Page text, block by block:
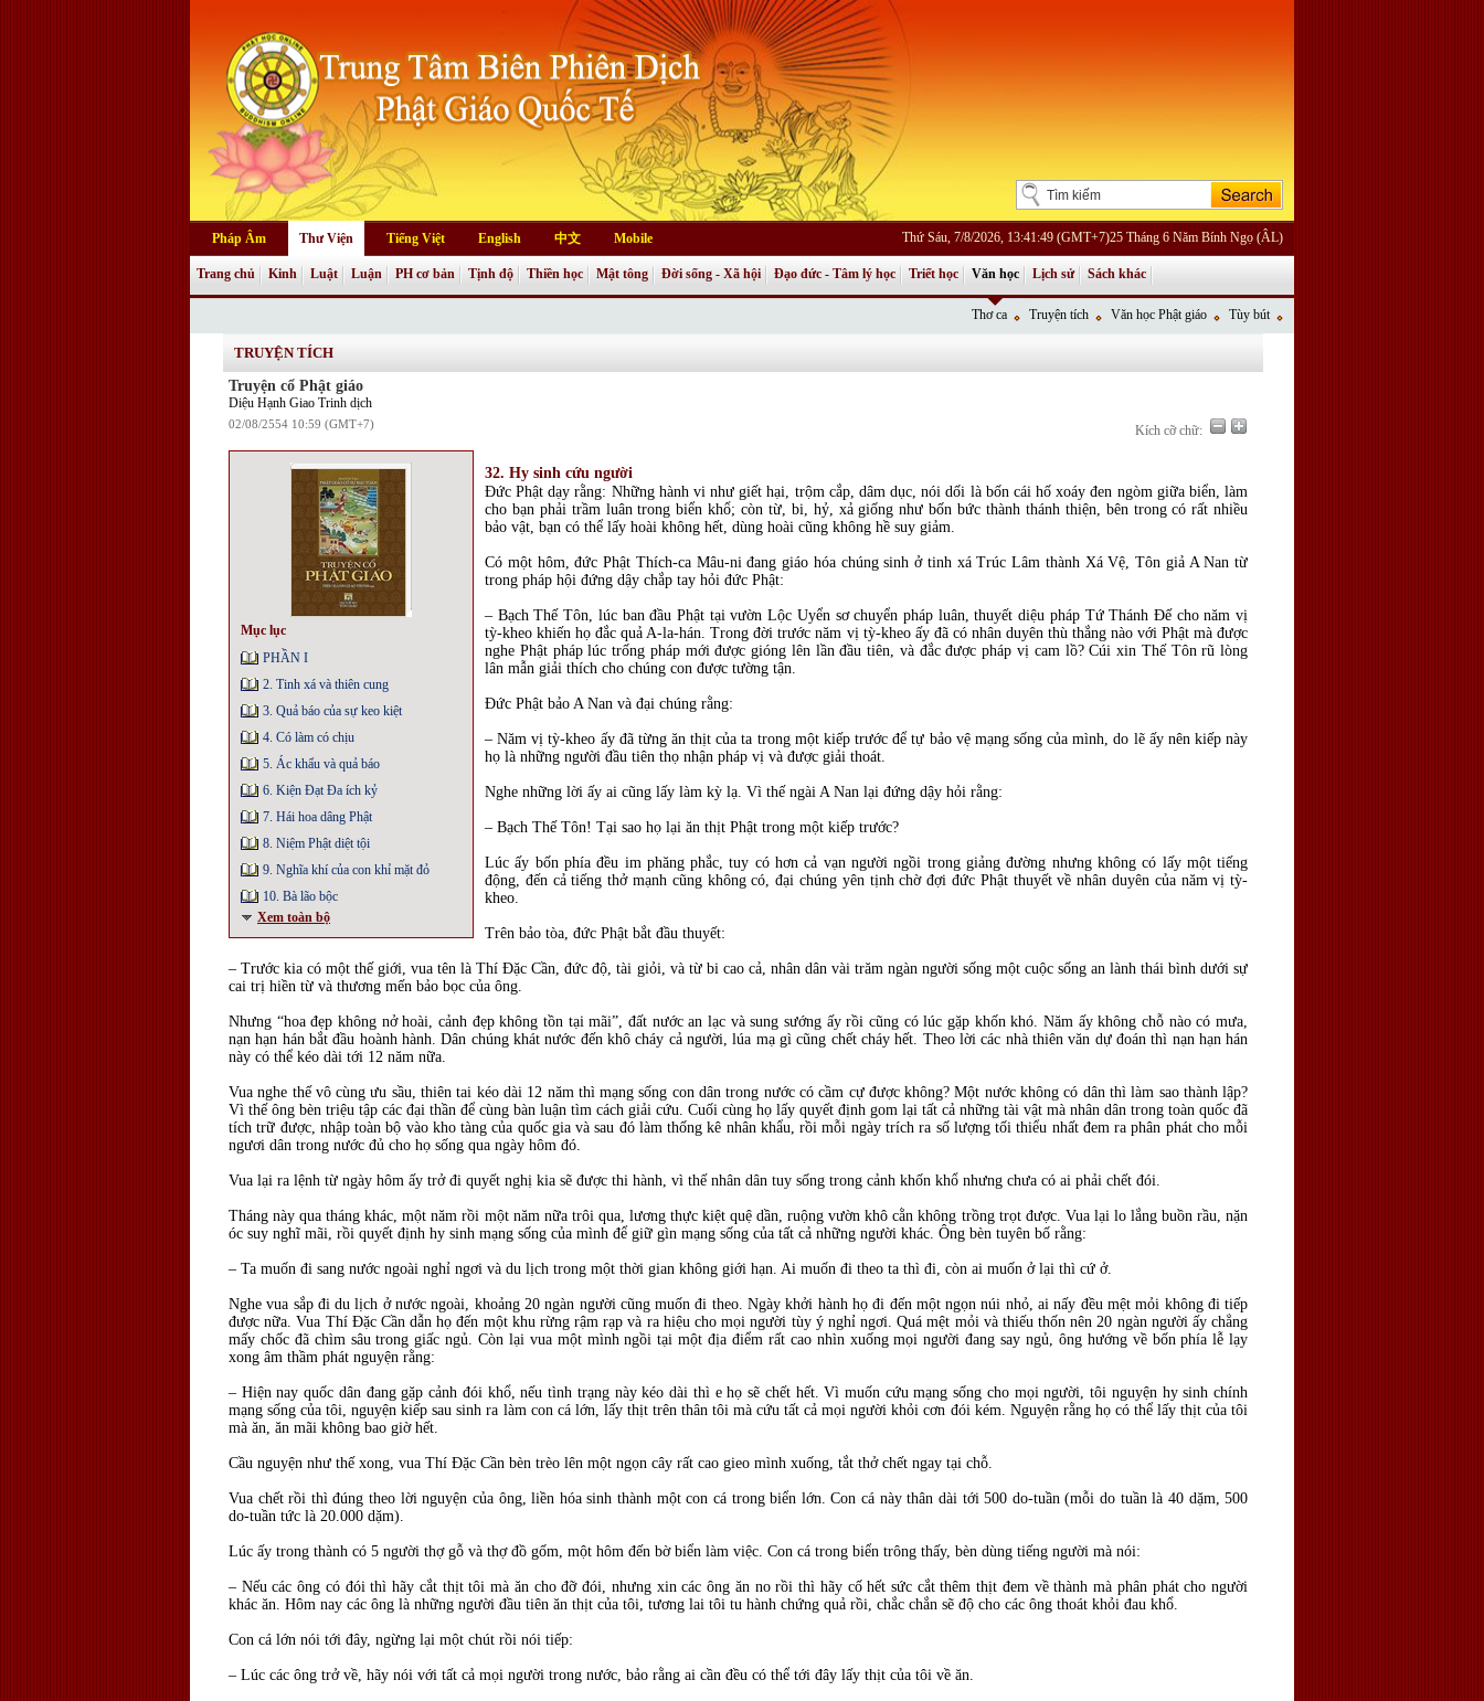
Pháp Âm Thư Viện Tiếng Việt English 中文 Mobile Thứ Sáu, 7/8/2026, 13:41:49 (GMT+7)25 Tháng 6 Năm Bính Ngọ (ÂL)
Trang chủ Kinh Luật Luận PH cơ bản Tịnh độ Thiền học Mật tông Đời sống - Xã hội Đạo đức - Tâm lý học Triết học Văn học
Thơ ca Truyện tích Văn học Phật giáo
Tùy bút
Lịch sử Sách khác
TRUYỆN TÍCH
Truyện cổ Phật giáo
Diệu Hạnh Giao Trinh dịch
02/08/2554 10:59 (GMT+7) Kích cỡ chữ:
Mục lục
PHẦN I
2. Tinh xá và thiên cung
3. Quả báo của sự keo kiệt
4. Có làm có chịu
5. Ác khẩu và quả báo
6. Kiện Đạt Đa ích kỷ
7. Hái hoa dâng Phật
8. Niệm Phật diệt tội
9. Nghĩa khí của con khỉ mặt đỏ
10. Bà lão bộc
Xem toàn bộ
32. Hy sinh cứu người
Đức Phật dạy rằng: Những hành vi như giết hại, trộm cắp, dâm dục, nói dối là bốn cái hố xoáy đen ngòm giữa biển, làm
cho bạn phải trầm luân trong biển khổ; còn từ, bi, hỷ, xả giống như bốn bức thành thánh thiện, bên trong có rất nhiều
bảo vật, bạn có thể lấy hoài không hết, dùng hoài cũng không hề suy giảm.
Có một hôm, đức Phật Thích-ca Mâu-ni đang giáo hóa chúng sinh ở tinh xá Trúc Lâm thành Xá Vệ, Tôn giả A Nan từ
trong pháp hội đứng dậy chắp tay hỏi đức Phật:
– Bạch Thế Tôn, lúc ban đầu Phật tại vườn Lộc Uyển sơ chuyển pháp luân, thuyết diệu pháp Tứ Thánh Đế cho năm vị
tỳ-kheo khiến họ đắc quả A-la-hán. Trong đời trước năm vị tỳ-kheo ấy đã có nhân duyên thù thắng nào với Phật mà được
nghe Phật pháp lúc trống pháp mới được gióng lên lần đầu tiên, và đắc được pháp vị cam lồ? Cúi xin Thế Tôn rũ lòng
lân mẫn giải thích cho chúng con được tường tận.
Đức Phật bảo A Nan và đại chúng rằng:
– Năm vị tỳ-kheo ấy đã từng ăn thịt của ta trong một kiếp trước để tự bảo vệ mạng sống của mình, do lẽ ấy nên kiếp này
họ là những người đầu tiên thọ nhận pháp vị và được giải thoát.
Nghe những lời ấy ai cũng lấy làm kỳ lạ. Vì thế ngài A Nan lại đứng dậy hỏi rằng:
– Bạch Thế Tôn! Tại sao họ lại ăn thịt Phật trong một kiếp trước?
Lúc ấy bốn phía đều im phăng phắc, tuy có hơn cả vạn người ngồi trong giảng đường nhưng không có lấy một tiếng
động, đến cả tiếng thở mạnh cũng không có, đại chúng yên tịnh chờ đợi đức Phật thuyết về nhân duyên của năm vị tỳ-
kheo.
Trên bảo tòa, đức Phật bắt đầu thuyết:
– Trước kia có một thế giới, vua tên là Thí Đặc Cần, đức độ, tài giỏi, và từ bi cao cả, nhân dân vài trăm ngàn người sống một cuộc sống an lành thái bình dưới sự
cai trị hiền từ và thương mến bảo bọc của ông.
Nhưng “hoa đẹp không nở hoài, cảnh đẹp không tồn tại mãi”, đất nước an lạc và sung sướng ấy rồi cũng có lúc gặp khốn khó. Năm ấy không chỗ nào có mưa,
nạn hạn hán bắt đầu hoành hành. Dân chúng khát nước đến khô cháy cả người, lúa mạ gì cũng chết cháy hết. Theo lời các nhà thiên văn dự đoán thì nạn hạn hán
này có thể kéo dài tới 12 năm nữa.
Vua nghe thế vô cùng ưu sầu, thiên tai kéo dài 12 năm thì mạng sống con dân trong nước có cầm cự được không? Một nước không có dân thì làm sao thành lập?
Vì thế ông bèn triệu tập các đại thần để cùng bàn luận tìm cách giải cứu. Cuối cùng họ lấy quyết định gom lại tất cả những tài vật mà nhân dân trong toàn quốc đã
tích trữ được, nhập toàn bộ vào kho tàng của quốc gia và sau đó làm thống kê nhân khẩu, rồi mỗi ngày trích ra số lượng tối thiểu nhất đem ra phân phát cho mỗi
ngươi dân trong nước đủ cho họ sống qua ngày hôm đó.
Vua lại ra lệnh từ ngày hôm ấy trở đi quyết nghị kia sẽ được thi hành, vì thế nhân dân tuy sống trong cảnh khốn khổ nhưng chưa có ai phải chết đói.
Tháng này qua tháng khác, một năm rồi một năm nữa trôi qua, lương thực kiệt quệ dần, ruộng vườn khô cằn không trồng trọt được. Vua lại lo lắng buồn rầu, nặn
óc suy nghĩ mãi, rồi quyết định hy sinh mạng sống của mình để giữ gìn mạng sống của tất cả những người khác. Ông bèn tuyên bố rằng:
– Ta muốn đi sang nước ngoài nghỉ ngơi và du lịch trong một thời gian không giới hạn. Ai muốn đi theo ta thì đi, còn ai muốn ở lại thì cứ ở.
Nghe vua sắp đi du lịch ở nước ngoài, khoảng 20 ngàn người cũng muốn đi theo. Ngày khởi hành họ đi đến một ngọn núi nhỏ, ai nấy đều mệt mỏi không đi tiếp
được nữa. Vua Thí Đặc Cần dẫn họ đến một khu rừng rậm rạp và ra hiệu cho mọi người tùy ý nghỉ ngơi. Quá mệt mỏi và thiếu thốn nên 20 ngàn người ấy chẳng
mấy chốc đã chìm sâu trong giấc ngủ. Còn lại vua một mình ngồi tại một địa điểm rất cao nhìn xuống mọi người đang say ngủ, ông hướng về bốn phía lễ lạy
xong âm thầm phát nguyện rằng:
– Hiện nay quốc dân đang gặp cảnh đói khổ, nếu tình trạng này kéo dài thì e họ sẽ chết hết. Vì muốn cứu mạng sống cho mọi người, tôi nguyện hy sinh chính
mạng sống của tôi, nguyện kiếp sau sinh ra làm con cá lớn, lấy thịt trên thân tôi mà cứu tất cả mọi người khỏi cơn đói kém. Nguyện rằng họ có thể lấy thịt của tôi
mà ăn, ăn mãi không bao giờ hết.
Cầu nguyện như thế xong, vua Thí Đặc Cần bèn trèo lên một ngọn cây rất cao gieo mình xuống, tắt thở chết ngay tại chỗ.
Vua chết rồi thì đúng theo lời nguyện của ông, liền hóa sinh thành một con cá trong biển lớn. Con cá này thân dài tới 500 do-tuần (mỗi do tuần là 40 dặm, 500
do-tuần tức là 20.000 dặm).
Lúc ấy trong thành có 5 người thợ gỗ và thợ đồ gốm, một hôm đến bờ biển làm việc. Con cá trong biển trông thấy, bèn dùng tiếng người mà nói:
– Nếu các ông có đói thì hãy cắt thịt tôi mà ăn cho đỡ đói, nhưng xin các ông ăn no rồi thì hãy cố hết sức cắt thêm thịt đem về thành mà phân phát cho người
khác ăn. Hôm nay các ông là những người đầu tiên ăn thịt của tôi, tương lai tôi tu hành chứng quả rồi, chắc chắn sẽ độ cho các ông thoát khỏi đau khổ.
Con cá lớn nói tới đây, ngừng lại một chút rồi nói tiếp:
– Lúc các ông trở về, hãy nói với tất cả mọi người trong nước, bảo rằng ai cần đều có thể tới đây lấy thịt của tôi về ăn.